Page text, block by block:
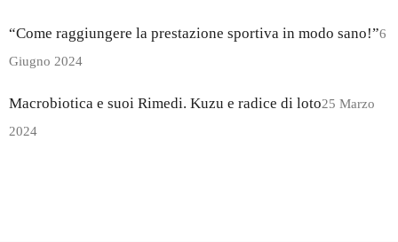
“Come raggiungere la prestazione sportiva in modo sano!”6
Giugno 2024
Macrobiotica e suoi Rimedi. Kuzu e radice di loto25 Marzo
2024